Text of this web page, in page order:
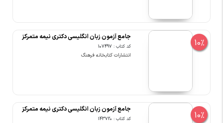
10%
جامع آزمون زبان انگلیسی دکتری نیمه متمرکز
کد کتاب : 107497
انتشارات کتابخانه فرهنگ
10%
جامع آزمون زبان انگلیسی دکتری نیمه متمرکز
کد کتاب : 143720